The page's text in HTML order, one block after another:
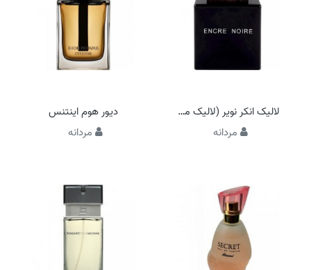
لالیک انکر نویر (لالیک مشکی)
مردانه
دیور هوم اینتنس
مردانه